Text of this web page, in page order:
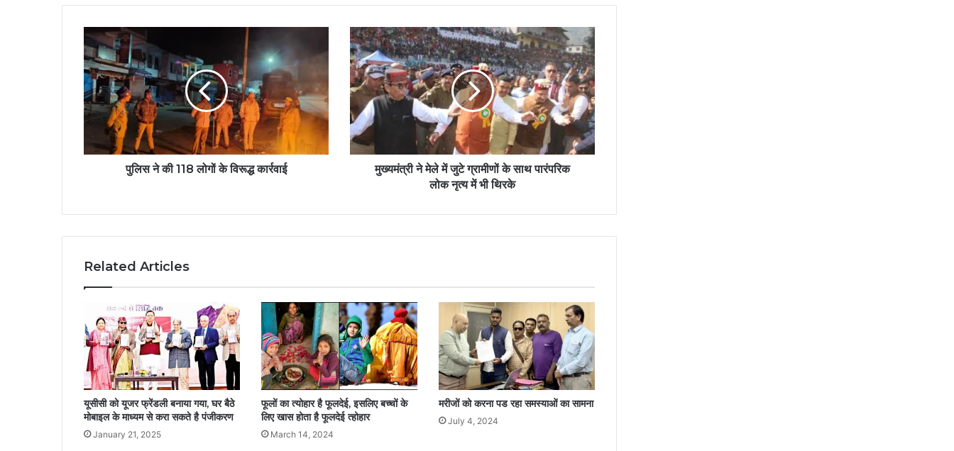
पुलिस ने की 118 लोगों के विरूद्ध कार्रवाई
मुख्यमंत्री ने मेले में जुटे ग्रामीणों के साथ पारंपरिक
लोक नृत्य में भी थिरके
Related Articles
यूसीसी को यूजर फ्रेंडली बनाया गया, घर बैठे
मोबाइल के माध्यम से करा सकते है पंजीकरण
January 21, 2025
फूलों का त्योहार है फूलदेई, इसलिए बच्चों के
लिए खास होता है फूलदेई त्होहार
March 14, 2024
मरीजों को करना पड रहा समस्याओं का सामना
July 4, 2024